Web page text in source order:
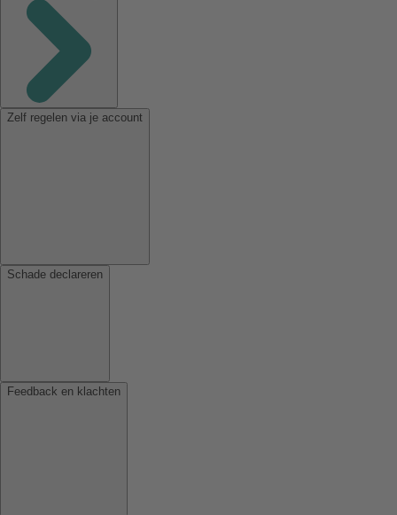
Zelf regelen via je account
Schade declareren
Feedback en klachten